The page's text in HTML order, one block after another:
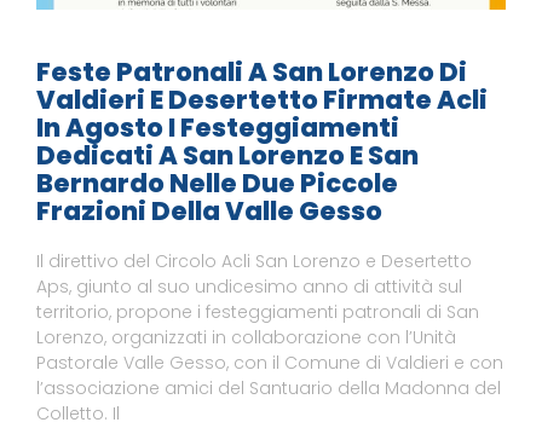
Feste Patronali A San Lorenzo Di
Valdieri E Desertetto Firmate Acli
In Agosto I Festeggiamenti
Dedicati A San Lorenzo E San
Bernardo Nelle Due Piccole
Frazioni Della Valle Gesso
Il direttivo del Circolo Acli San Lorenzo e Desertetto
Aps, giunto al suo undicesimo anno di attività sul
territorio, propone i festeggiamenti patronali di San
Lorenzo, organizzati in collaborazione con l’Unità
Pastorale Valle Gesso, con il Comune di Valdieri e con
l’associazione amici del Santuario della Madonna del
Colletto. Il